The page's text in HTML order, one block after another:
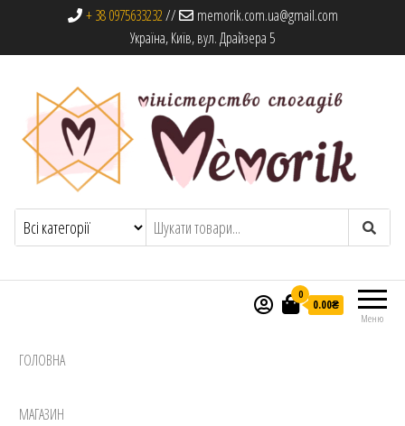
+ 38 0975633232//
memorik.com.ua@gmail.com
Україна, Київ, вул. Драйзера 5
Memorik
Меню
0
0.00₴
ГОЛОВНА
МАГАЗИН